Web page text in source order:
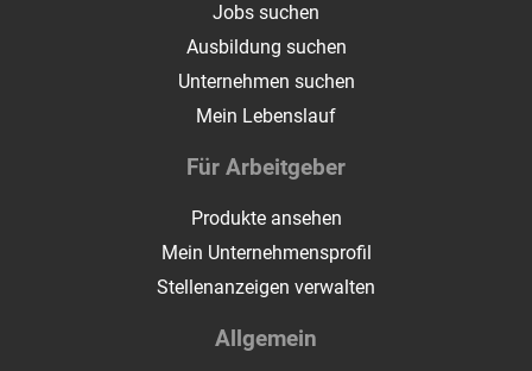
Jobs suchen
Ausbildung suchen
Unternehmen suchen
Mein Lebenslauf
Für Arbeitgeber
Produkte ansehen
Mein Unternehmensprofil
Stellenanzeigen verwalten
Allgemein